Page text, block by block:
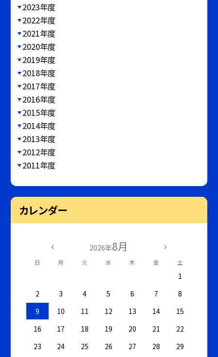
2023年度
2022年度
2021年度
2020年度
2019年度
2018年度
2017年度
2016年度
2015年度
2014年度
2013年度
2012年度
2011年度
カレンダー
2026年8月
日 月 火 水 木 金 土
1
2
3 4 5 6 7
8
9
10 11 12 13 14
15
16
17 18 19 20 21
22
23
24 25 26 27 28
29